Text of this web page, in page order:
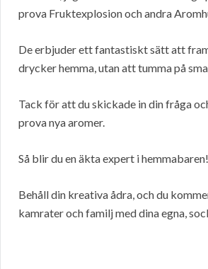
prova Fruktexplosion och andra
De erbjuder ett fantastiskt sätt att
drycker hemma, utan att tumma på
Tack för att du skickade in din fråga
prova nya aromer.
Så blir du en äkta expert i hemmabaren!
Behåll din kreativa ådra, och du
kamrater och familj med dina egna,